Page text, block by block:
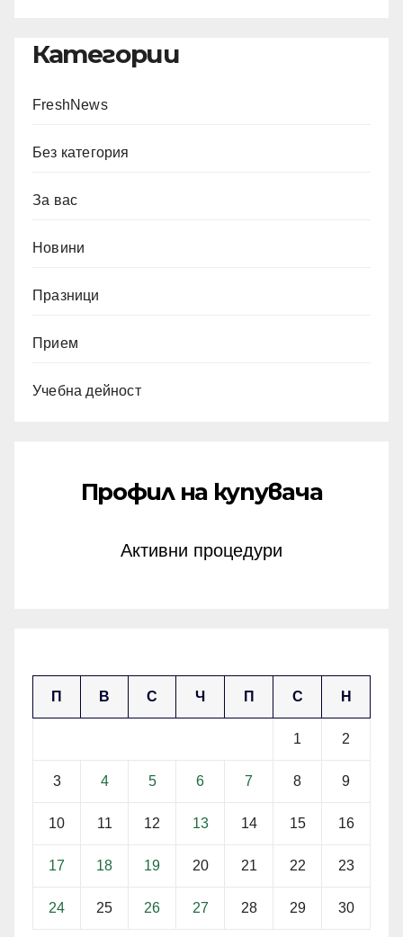
Категории
FreshNews
Без категория
За вас
Новини
Празници
Прием
Учебна дейност
Профил на купувача
Активни процедури
П В С Ч П С Н
1 2
3 4 5 6 7 8 9
10 11 12 13 14 15 16
17 18 19 20 21 22 23
24 25 26 27 28 29 30